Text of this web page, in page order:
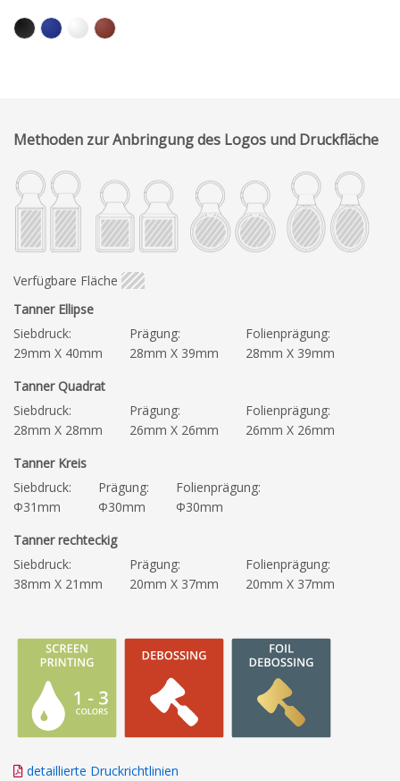
Methoden zur Anbringung des Logos und Druckfläche
Verfügbare Fläche
Tanner Ellipse
Siebdruck:
29mm X 40mm
Prägung:
28mm X 39mm
Folienprägung:
28mm X 39mm
Tanner Quadrat
Siebdruck:
28mm X 28mm
Prägung:
26mm X 26mm
Folienprägung:
26mm X 26mm
Tanner Kreis
Siebdruck:
Φ31mm
Prägung:
Φ30mm
Folienprägung:
Φ30mm
Tanner rechteckig
Siebdruck:
38mm X 21mm
Prägung:
20mm X 37mm
Folienprägung:
20mm X 37mm
detaillierte Druckrichtlinien